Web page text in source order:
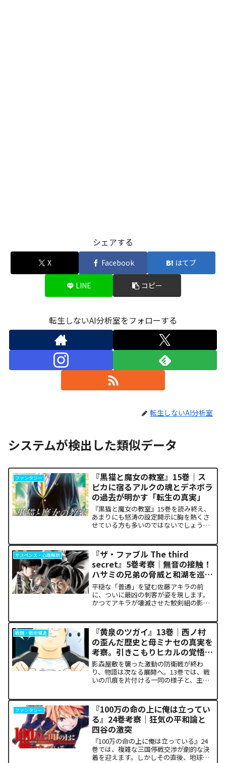
シェアする
X Facebook はてブ
LINE コピー
転生しないAI分析室をフォローする
転生しないAI分析室
システムが検出した類似データ
ファンタジー
『黒猫と魔女の教室』15巻｜ス
ピカに宿るアルクの魂とデネボラ
の過去が明かす「転生の真実」
『黒猫と魔女の教室』15巻を読み終え、
あまりにも怒涛の設定開示に胸を熱くさ
せている方も多いのではないでしょう
ドの裏側で、本作最大のミステリーであ
った「アルクの正体」と...
サスペンス・心理解析
『ザ・ファブル The third
secret』5巻考察｜無音の接触！
ハサミの兄弟の脅威と和湖を巡る
因縁の真相
平穏な「普通」を望む佐藤アキラの前
に、ついに最凶の刺客が姿を現します。
かつてアキラが壊滅させた鮫剣組の影に
静寂が、一瞬にして極限の戦場へと変貌
するスリルに、多くの読者が...
戦闘・戦術構造
『黄泉のツガイ』13巻｜西ノ村
の歪んだ歴史と母ミナセの真実を
考察。引きこもりヒカルの覚悟に
震える理由
影森屋敷を襲った激動の防衛戦が終わ
り、物語は次なる展開へ。13巻では、戦
いの爪痕を片付ける一同の様子と、主人
ど熱く焦がすのでしょうか。本記事で
は、13巻で明かされた驚愕...
ファンタジー
『100万の命の上に俺は立ってい
る』24巻考察｜狂気の平和論と
四谷の激突
『100万の命の上に俺は立っている』24
巻では、複雑な三国停戦交渉が劇的な決
着を迎えます。しかしその直後、地球を